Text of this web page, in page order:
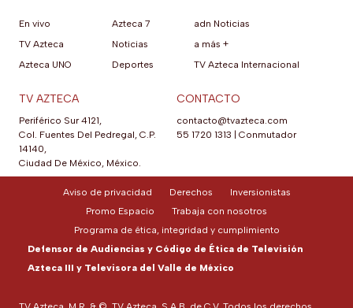
En vivo
TV Azteca
Azteca UNO
Azteca 7
Noticias
Deportes
adn Noticias
a más +
TV Azteca Internacional
TV AZTECA
Periférico Sur 4121,
Col. Fuentes Del Pedregal, C.P.
14140,
Ciudad De México, México.
CONTACTO
contacto@tvazteca.com
55 1720 1313 | Conmutador
Aviso de privacidad Derechos
Inversionistas
Promo Espacio
Trabaja con nosotros
Programa de ética, integridad y cumplimiento
Defensor de Audiencias y Código de Ética de Televisión
Azteca III y Televisora del Valle de México